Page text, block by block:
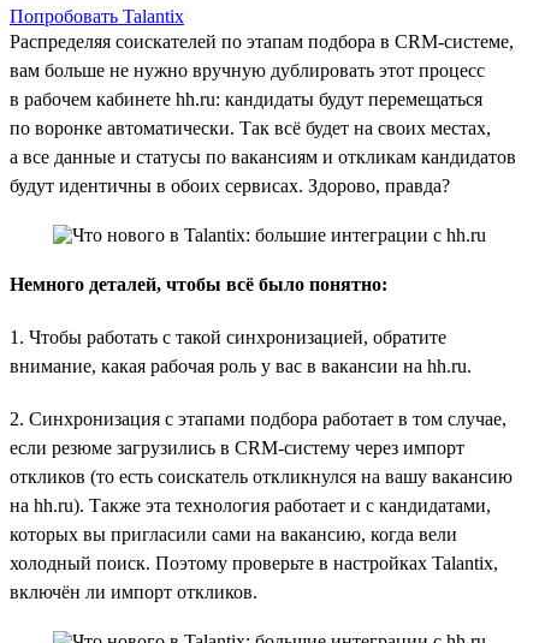
Попробовать Talantix
Распределяя соискателей по этапам подбора в CRM-системе,
вам больше не нужно вручную дублировать этот процесс
в рабочем кабинете hh.ru: кандидаты будут перемещаться
по воронке автоматически. Так всё будет на своих местах,
а все данные и статусы по вакансиям и откликам кандидатов
будут идентичны в обоих сервисах. Здорово, правда?
Немного деталей, чтобы всё было понятно:
1. Чтобы работать с такой синхронизацией, обратите
внимание, какая рабочая роль у вас в вакансии на hh.ru.
2. Синхронизация с этапами подбора работает в том случае,
если резюме загрузились в CRM-систему через импорт
откликов (то есть соискатель откликнулся на вашу вакансию
на hh.ru). Также эта технология работает и с кандидатами,
которых вы пригласили сами на вакансию, когда вели
холодный поиск. Поэтому проверьте в настройках Talantix,
включён ли импорт откликов.